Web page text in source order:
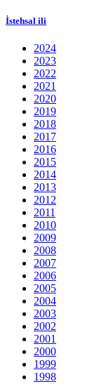
İstehsal ili
2024
2023
2022
2021
2020
2019
2018
2017
2016
2015
2014
2013
2012
2011
2010
2009
2008
2007
2006
2005
2004
2003
2002
2001
2000
1999
1998